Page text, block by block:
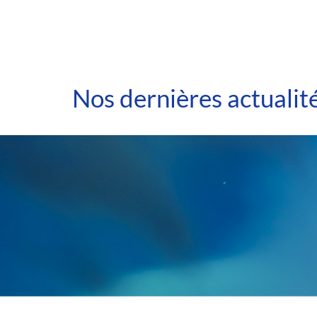
Nos dernières